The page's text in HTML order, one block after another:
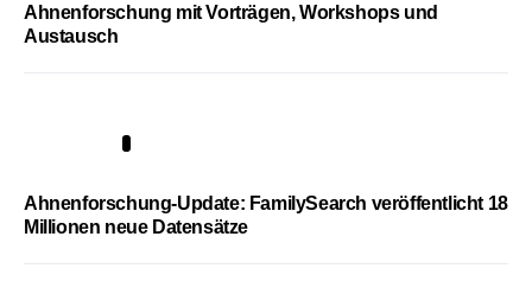
Ahnenforschung mit Vorträgen, Workshops und
Austausch
Ahnenforschung-Update: FamilySearch veröffentlicht 18
Millionen neue Datensätze